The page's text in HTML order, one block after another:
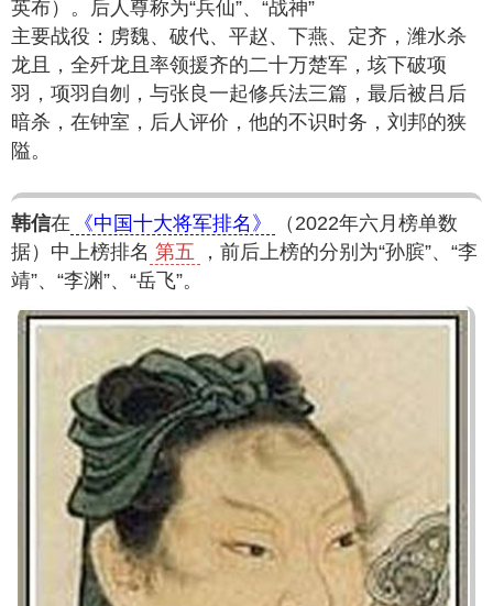
英布）。后人尊称为“兵仙”、“战神”
主要战役：虏魏、破代、平赵、下燕、定齐，潍水杀
龙且，全歼龙且率领援齐的二十万楚军，垓下破项
羽，项羽自刎，与张良一起修兵法三篇，最后被吕后
暗杀，在钟室，后人评价，他的不识时务，刘邦的狭
隘。
韩信在 《中国十大将军排名》
（2022年六月榜单数
据）中上榜排名 第五
，前后上榜的分别为“孙膑”、“李
靖”、“李渊”、“岳飞”。